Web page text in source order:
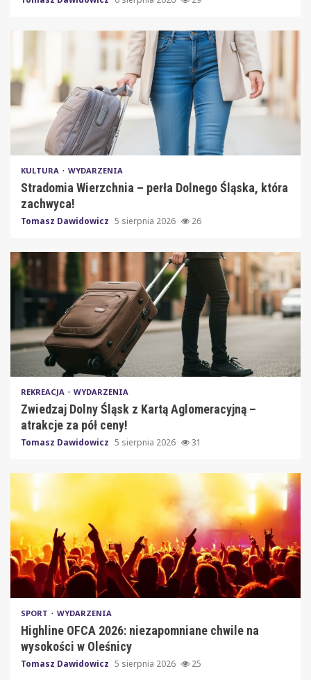
KULTURA WYDARZENIA
Stradomia Wierzchnia – perła Dolnego Śląska, która
zachwyca!
Tomasz Dawidowicz 5 sierpnia 2026 26
REKREACJA WYDARZENIA
Zwiedzaj Dolny Śląsk z Kartą Aglomeracyjną –
atrakcje za pół ceny!
Tomasz Dawidowicz 5 sierpnia 2026 31
SPORT WYDARZENIA
Highline OFCA 2026: niezapomniane chwile na
wysokości w Oleśnicy
Tomasz Dawidowicz 5 sierpnia 2026 25